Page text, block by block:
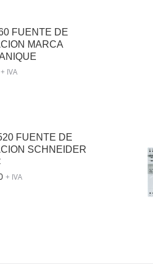
FUENTE DE
MARCA
+ IVA
FUENTE DE
SCHNEIDER
+ IVA